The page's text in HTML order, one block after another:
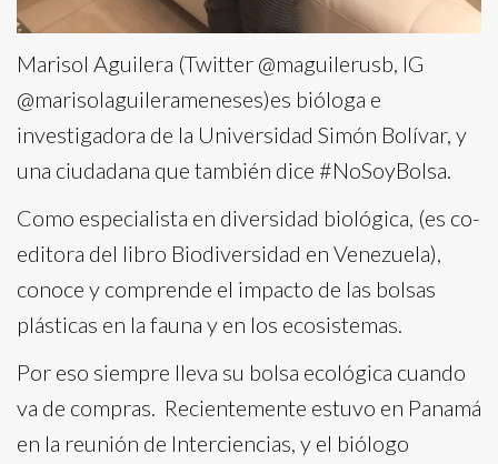
Marisol Aguilera (Twitter @maguilerusb, IG
@marisolaguilerameneses)es bióloga e
investigadora de la Universidad Simón Bolívar, y
una ciudadana que también dice #NoSoyBolsa.
Como especialista en diversidad biológica, (es co-
editora del libro Biodiversidad en Venezuela),
conoce y comprende el impacto de las bolsas
plásticas en la fauna y en los ecosistemas.
Por eso siempre lleva su bolsa ecológica cuando
va de compras. Recientemente estuvo en Panamá
en la reunión de Interciencias, y el biólogo